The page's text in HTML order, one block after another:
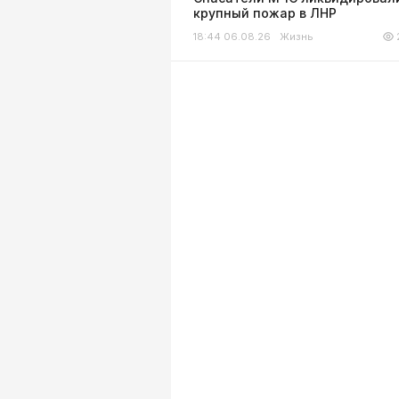
крупный пожар в ЛНР
18:44 06.08.26 Жизнь